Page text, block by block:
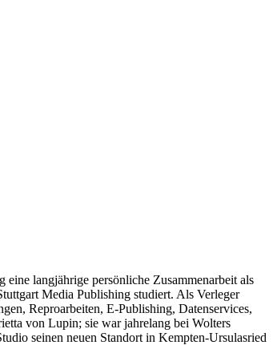
langjährige persönliche Zusammenarbeit als
Media Publishing studiert. Als Verleger
Reproarbeiten, E-Publishing, Datenservices,
von Lupin; sie war jahrelang bei Wolters
seinen neuen Standort in Kempten-Ursulasried